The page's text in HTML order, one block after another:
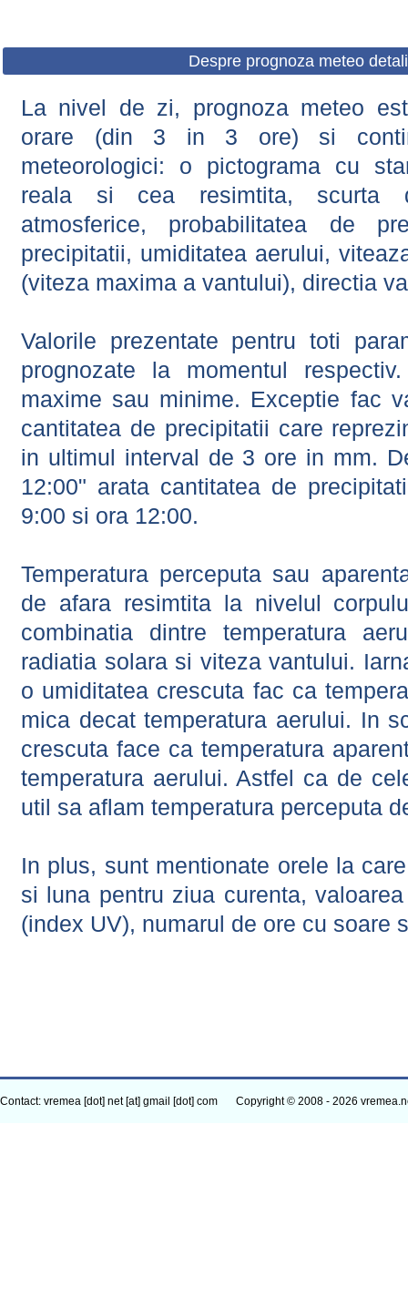
Despre prognoza meteo
La nivel de zi, prognoza meteo
orare (din 3 in 3 ore) si
meteorologici: o pictograma cu
reala si cea resimtita, scurta
atmosferice, probabilitatea de
precipitatii, umiditatea aerului,
(viteza maxima a vantului), directia
Valorile prezentate pentru toti
prognozate la momentul
maxime sau minime. Exceptie fac
cantitatea de precipitatii care
in ultimul interval de 3 ore in mm.
12:00" arata cantitatea de
9:00 si ora 12:00.
Temperatura perceputa sau
de afara resimtita la nivelul
combinatia dintre temperatura
radiatia solara si viteza vantului.
o umiditatea crescuta fac ca
mica decat temperatura aerului. In
crescuta face ca temperatura
temperatura aerului. Astfel ca de
util sa aflam temperatura perceputa
In plus, sunt mentionate orele la
si luna pentru ziua curenta,
(index UV), numarul de ore cu soare
Contact: vremea [dot] net [at] gmail [dot] com Copyright © 2008 - 2026